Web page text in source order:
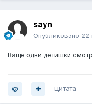
sayn
Опубликовано 22
Ваще одни детишки
Цитата